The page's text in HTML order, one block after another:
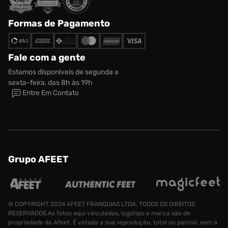
Formas de Pagamento
Fale com a gente
Estamos disponíveis de segunda a
sexta-feira, das 8h às 19h
Entre Em Contato
Grupo AFEET
© COPYRIGHT 2024 AFEET FRANQUIAS LTDA. TODOS OS DIREITOS
RESERVADOS.As fotos aqui veiculadas, logotipo e marca são de
propriedade da Afeet. É vetada a sua reprodução, total ou parcial, sem a